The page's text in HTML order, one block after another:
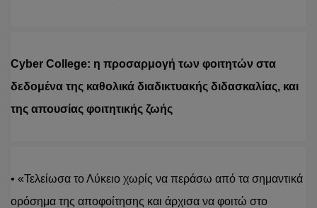
Cyber College: η προσαρμογή των φοιτητών στα
δεδομένα της καθολικά διαδικτυακής διδασκαλίας, και
της απουσίας φοιτητικής ζωής
• «Τελείωσα το Λύκειο χωρίς να περάσω από τα σημαντικά
ορόσημα της αποφοίτησης και άρχισα να φοιτώ στο